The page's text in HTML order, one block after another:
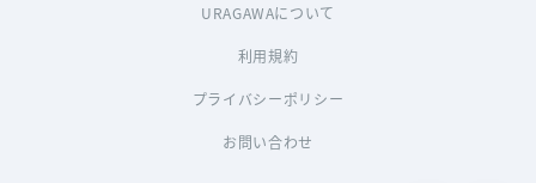
URAGAWAについて
利用規約
プライバシーポリシー
お問い合わせ